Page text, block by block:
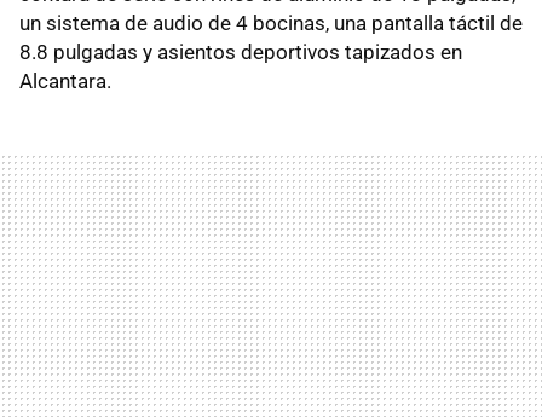
un sistema de audio de 4 bocinas, una pantalla táctil de
8.8 pulgadas y asientos deportivos tapizados en
Alcantara.